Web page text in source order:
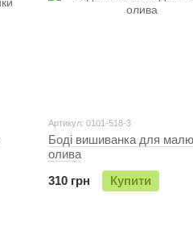
Артикул: 0101-518-3
Бодi вишиванка для
олива
310 грн
Купити